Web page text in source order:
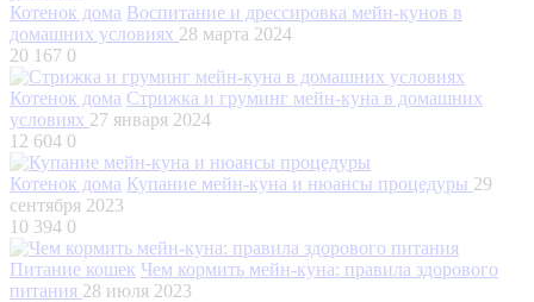
Котенок дома Воспитание и дрессировка мейн-кунов в
домашних условиях 28 марта 2024
20 167 0
Котенок дома Стрижка и груминг мейн-куна в домашних
условиях 27 января 2024
12 604 0
Котенок дома Купание мейн-куна и нюансы процедуры 29
сентября 2023
10 394 0
Питание кошек Чем кормить мейн-куна: правила здорового
питания 28 июля 2023